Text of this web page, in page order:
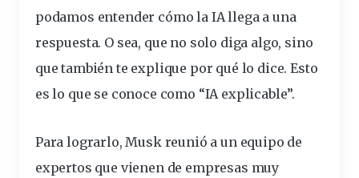
podamos entender cómo la IA llega a una
respuesta. O sea, que no solo diga algo, sino
que también te explique por qué lo dice. Esto
es lo que se conoce como “IA explicable”.
Para lograrlo, Musk reunió a un equipo de
expertos que vienen de empresas muy